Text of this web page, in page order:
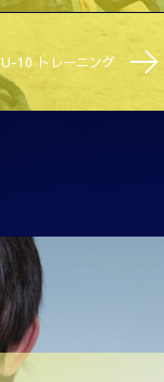
U-10 トレーニング